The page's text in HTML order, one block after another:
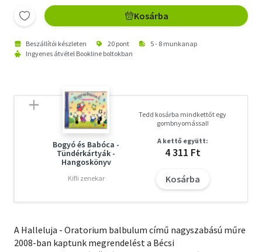
Kosárba
Beszállítói készleten 20 pont
5 - 8 munkanap
Ingyenes átvétel Bookline boltokban
Bogyó és Babóca -
Tündérkártyák -
Hangoskönyv
Kifli zenekar
Tedd kosárba mindkettőt egy
gombnyomással!
A kettő együtt:
4 311 Ft
Kosárba
A Halleluja - Oratorium balbulum című nagyszabású műre
2008-ban kaptunk megrendelést a Bécsi